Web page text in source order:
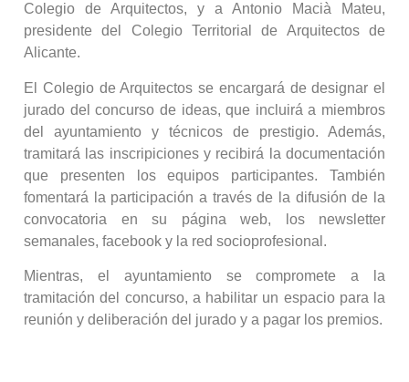
Colegio de Arquitectos, y a Antonio Macià Mateu,
presidente del Colegio Territorial de Arquitectos de
Alicante.
El Colegio de Arquitectos se encargará de designar el
jurado del concurso de ideas, que incluirá a miembros
del ayuntamiento y técnicos de prestigio. Además,
tramitará las inscripiciones y recibirá la documentación
que presenten los equipos participantes. También
fomentará la participación a través de la difusión de la
convocatoria en su página web, los newsletter
semanales, facebook y la red socioprofesional.
Mientras, el ayuntamiento se compromete a la
tramitación del concurso, a habilitar un espacio para la
reunión y deliberación del jurado y a pagar los premios.